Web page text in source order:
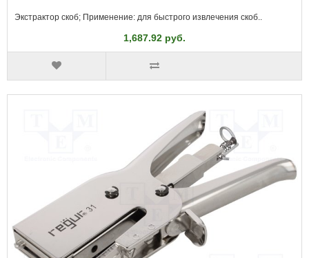
Экстрактор скоб; Применение: для быстрого извлечения скоб..
1,687.92 руб.